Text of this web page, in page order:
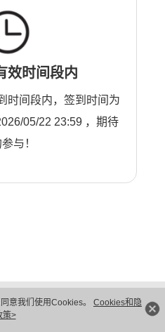
意我们使用Cookies。 Cookies和隐
策>
效时间段内
时间段内，签到时间为
05/22 23:59 ，期待
与！
护
法律声明